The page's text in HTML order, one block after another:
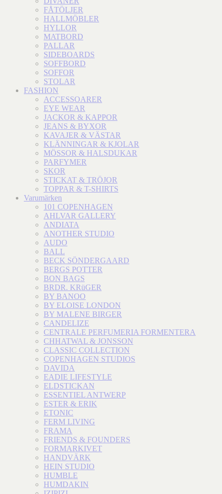
FÅTÖLJER
HALLMÖBLER
HYLLOR
MATBORD
PALLAR
SIDEBOARDS
SOFFBORD
SOFFOR
STOLAR
FASHION
ACCESSOARER
EYE WEAR
JACKOR & KAPPOR
JEANS & BYXOR
KAVAJER & VÄSTAR
KLÄNNINGAR & KJOLAR
MÖSSOR & HALSDUKAR
PARFYMER
SKOR
STICKAT & TRÖJOR
TOPPAR & T-SHIRTS
Varumärken
101 COPENHAGEN
AHLVAR GALLERY
ANDIATA
ANOTHER STUDIO
AUDO
BALL
BECK SÖNDERGAARD
BERGS POTTER
BON BAGS
BRDR. KRüGER
BY BANOO
BY ELOISE LONDON
BY MALENE BIRGER
CANDELIZE
CENTRALE PERFUMERIA FORMENTERA
CHHATWAL & JONSSON
CLASSIC COLLECTION
COPENHAGEN STUDIOS
DAVIDA
EADIE LIFESTYLE
ELDSTICKAN
ESSENTIEL ANTWERP
ESTER & ERIK
ETONIC
FERM LIVING
FRAMA
FRIENDS & FOUNDERS
FORMARKIVET
HANDVÄRK
HEIN STUDIO
HUMBLE
HUMDAKIN